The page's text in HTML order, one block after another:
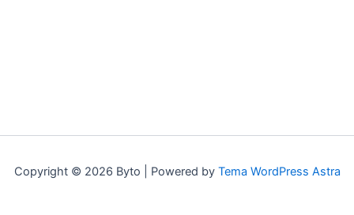
Copyright © 2026 Byto | Powered by Tema WordPress Astra